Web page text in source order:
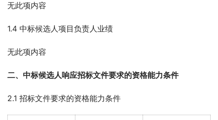
无此项内容
1.4 中标候选人项目负责人业绩
无此项内容
二、中标候选人响应招标文件要求的资格能力条件
2.1 招标文件要求的资格能力条件